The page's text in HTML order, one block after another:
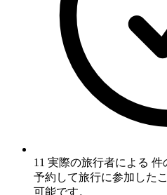
11 実際の旅行者による 件
予約して旅行に参加した
可能です。